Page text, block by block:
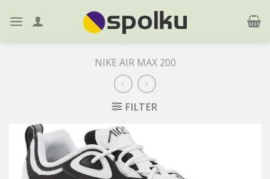
NIKE AIR MAX 200
FILTER